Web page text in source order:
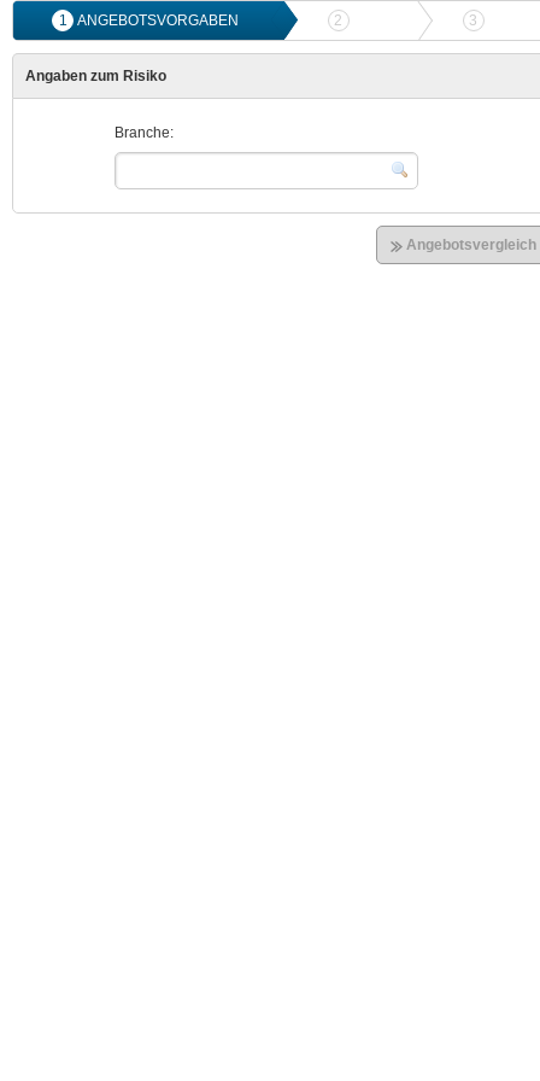
1 ANGEBOTSVORGABEN 2 ANGEBOTSVERGLEICH
3
Angaben zum Risiko
Branche:
Angebotsvergleich